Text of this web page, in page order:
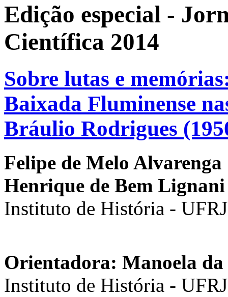
Edição especial -
Científica 2014
Sobre lutas e
Baixada Fluminense
Bráulio Rodrigues
Felipe de Melo Alvarenga
Henrique de Bem Lignani
Instituto de História - UFRJ
Orientadora: Manoela da
Instituto de História - UFRJ